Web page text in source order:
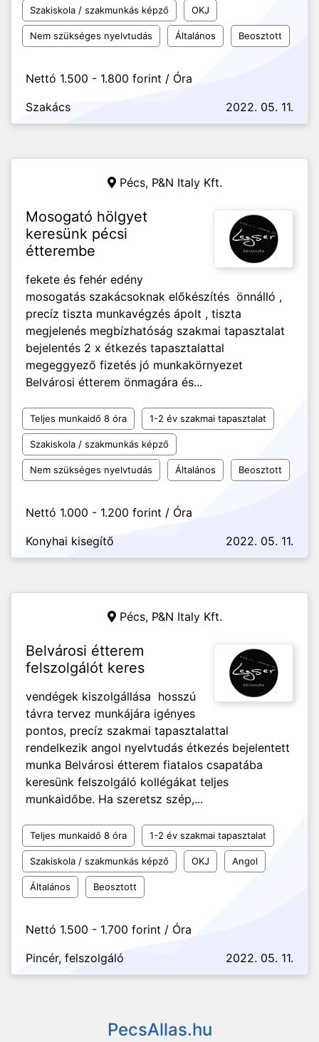
Szakiskola / szakmunkás képző OKJ
Nem szükséges nyelvtudás Általános Beosztott
Nettó 1.500 - 1.800 forint / Óra
Szakács
2022. 05. 11.
Pécs, P&N Italy Kft.
Mosogató hölgyet
keresünk pécsi
étterembe
fekete és fehér edény
mosogatás szakácsoknak előkészítés önnálló ,
precíz tiszta munkavégzés ápolt , tiszta
megjelenés megbízhatóság szakmai tapasztalat
bejelentés 2 x étkezés tapasztalattal
megeggyező fizetés jó munkakörnyezet
Belvárosi étterem önmagára és...
Teljes munkaidő 8 óra 1-2 év szakmai tapasztalat
Szakiskola / szakmunkás képző
Nem szükséges nyelvtudás Általános Beosztott
Nettó 1.000 - 1.200 forint / Óra
Konyhai kisegítő
2022. 05. 11.
Pécs, P&N Italy Kft.
Belvárosi étterem
felszolgálót keres
vendégek kiszolgállása hosszú
távra tervez munkájára igényes
pontos, precíz szakmai tapasztalattal
rendelkezik angol nyelvtudás étkezés bejelentett
munka Belvárosi étterem fiatalos csapatába
keresünk felszolgáló kollégákat teljes
munkaidőbe. Ha szeretsz szép,...
Teljes munkaidő 8 óra 1-2 év szakmai tapasztalat
Szakiskola / szakmunkás képző OKJ Angol
Általános Beosztott
Nettó 1.500 - 1.700 forint / Óra
Pincér, felszolgáló
2022. 05. 11.
PecsAllas.hu